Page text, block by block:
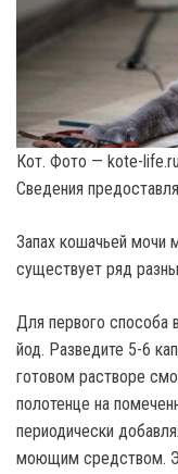
Кот. Фото — kote-life.ru
Сведения
Запах кошачьей мочи
существует ряд
Для первого способа
йод. Разведите 5-6
готовом растворе
полотенце на
периодически
моющим средством.